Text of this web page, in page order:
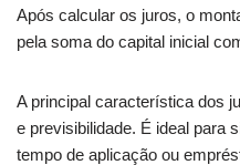
Após calcular os juros, o
pela soma do capital inicial
A principal característica dos
e previsibilidade. É ideal para
tempo de aplicação ou